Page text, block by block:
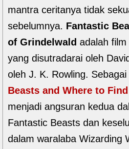
mantra ceritanya tidak
sebelumnya. Fantastic
of Grindelwald adalah
yang disutradarai oleh
oleh J. K. Rowling. Sebagai
Beasts and Where to
menjadi angsuran kedua
Fantastic Beasts dan
dalam waralaba Wizarding